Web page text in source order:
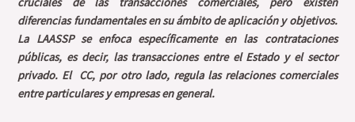
diferencias fundamentales en su ámbito de aplicación y objetivos.
La LAASSP se enfoca específicamente en las contrataciones
públicas, es decir, las transacciones entre el Estado y el sector
privado. El CC, por otro lado, regula las relaciones comerciales
entre particulares y empresas en general.